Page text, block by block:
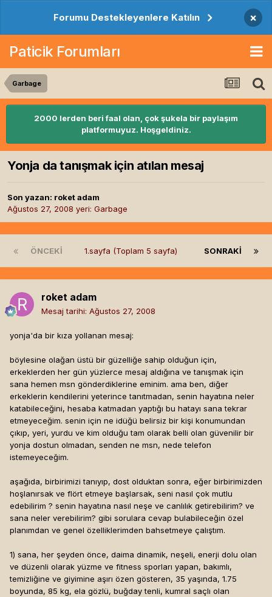
Forumu Destekleyenlere Katılın ×
Paticik Forumları
Garbage
2000 lerden beri faal olan, çok şukela bir paylaşım
platformuyuz. Hoşgeldiniz.
Yonja da tanışmak için atılan mesaj
Son yazan: roket adam
Ağustos 27, 2008 yeri: Garbage
ÖNCEKI SONRAKI
1.sayfa (Toplam 5 sayfa)
roket adam
Mesaj tarihi: Ağustos 27, 2008
yonja'da bir kıza yollanan mesaj:
böylesine olağan üstü bir güzelliğe sahip olduğun için,
erkeklerden her gün yüzlerce mesaj aldığına ve tanışmak için
sana hemen msn gönderdiklerine eminim. ama ben, diğer
erkeklerin kendilerini yeterince tanıtmadan, senin hayatına neler
katabileceğini, hesaba katmadan yaptığı bu hatayı sana tekrar
etmeyeceğim. senin için ne idüğü belirsiz bir kişi konumundan
çıkıp, yeri, yurdu ve kim olduğu tam olarak belli olan güvenilir bir
yonja dostun olmadan, senden ne msn, nede telefon
istemeyeceğim.
aşağıda, birbirimizi tanıyıp, dost olduktan sonra, eğer birbirimizden
hoşlanırsak ve flört etmeye başlarsak, seni nasıl çok mutlu
edebilirim ? senin hayatına nasıl neşe ve canlılık getirebilirim? ve
sana neler verebilirim? gibi sorulara cevap bulabileceğin özel
planımdan ve genel özelliklerimden bahsetmeye çalıştım.
1) sana, her şeyden önce, daima dinamik, neşeli, enerji dolu olan
ve düzenli olarak yüzme ve fitness sporları yapan, bakımlı,
temizliğine ve giyimine aşırı özen gösteren, 35 yaşında, 1.75
boyunda, 85 kg, ela gözlü, buğday tenli, kumral saçlı olan